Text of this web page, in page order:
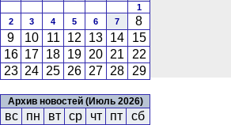
1
2
3 4 5 6 7
8
9
10 11 12 13 14
15
16 17 18 19 20 21
22
23 24 25 26 27 28 29
Архив новостей (Июль 2026)
вс пн вт ср чт пт сб